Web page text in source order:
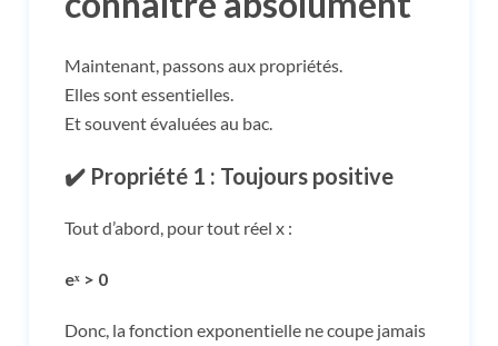
Maintenant, passons aux propriétés.
Elles sont essentielles.
Et souvent évaluées au bac.
✔️ Propriété 1 : Toujours positive
Tout d’abord, pour tout réel x :
eˣ > 0
Donc, la fonction exponentielle ne coupe jamais